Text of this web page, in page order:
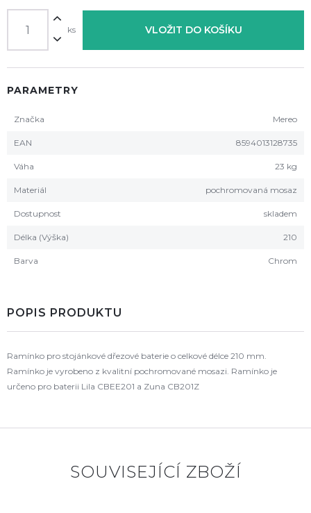
ks VLOŽIT DO KOŠÍKU
PARAMETRY
Značka Mereo
EAN 8594013128735
Váha 23 kg
Materiál pochromovaná mosaz
Dostupnost skladem
Délka (Výška) 210
Barva Chrom
POPIS PRODUKTU
Ramínko pro stojánkové dřezové baterie o celkové délce 210 mm.
Ramínko je vyrobeno z kvalitní pochromované mosazi. Ramínko je
určeno pro baterii Lila CBEE201 a Zuna CB201Z
SOUVISEJÍCÍ ZBOŽÍ